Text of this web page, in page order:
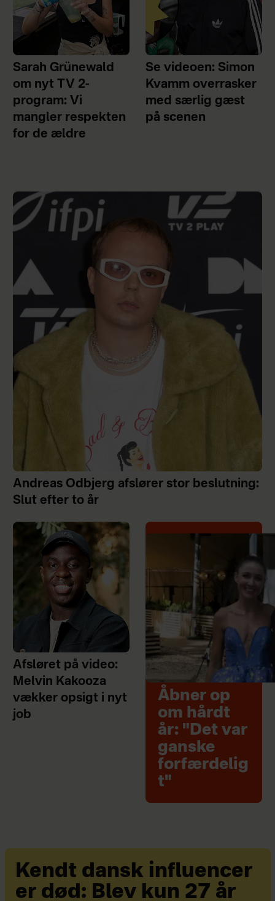
Sarah Grünewald
om nyt TV 2-
program: Vi
mangler respekten
for de ældre
Se videoen: Simon
Kvamm overrasker
med særlig gæst
på scenen
Andreas Odbjerg afslører stor beslutning:
Slut efter to år
Afsløret på video:
Melvin Kakooza
vækker opsigt i nyt
job
Åbner op
om hårdt
år: "Det var
ganske
forfærdelig
t"
Kendt dansk influencer
er død: Blev kun 27 år